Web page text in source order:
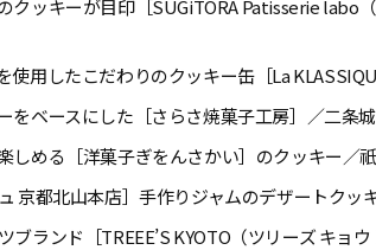
クッキーが目印［SUGiTORA Patisserie labo（
使用したこだわりのクッキー缶［La
をベースにした［さらさ焼菓子工房］／二条
しめる［洋菓子ぎをんさかい］のクッキー／
京都北山本店］手作りジャムのデザートクッ
ブランド［TREEE’S KYOTO（ツリーズ キョ